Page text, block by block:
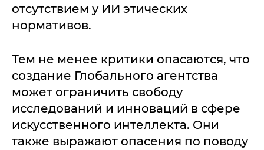
отсутствием у ИИ этических
нормативов.
Тем не менее критики опасаются, что
создание Глобального агентства
может ограничить свободу
исследований и инноваций в сфере
искусственного интеллекта. Они
также выражают опасения по поводу